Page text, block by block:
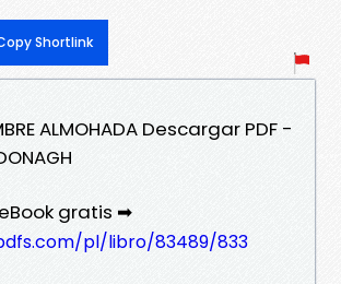
Shortlink
ALMOHADA Descargar PDF -
gratis ➡
pl/libro/83489/833